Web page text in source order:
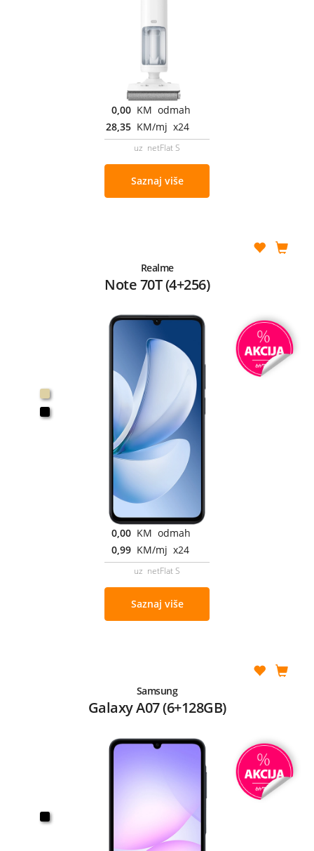
0,00 KM odmah
28,35 KM/mj x24
uz netFlat S
Saznaj više
Realme
Note 70T (4+256)
0,00 KM odmah
0,99 KM/mj x24
uz netFlat S
Saznaj više
Samsung
Galaxy A07 (6+128GB)